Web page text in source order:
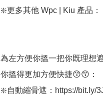
❇️更多其他 Wpc | Kiu 產品
為左方便你搵一把你既理想
你搵得更加方便快捷😙😙：
❇️自動縮骨遮：https://bit.ly/